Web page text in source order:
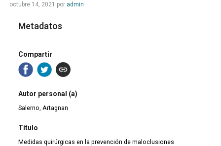
octubre 14, 2021 por admin
Metadatos
Compartir
Autor personal (a)
Salerno, Artagnan
Título
Medidas quirúrgicas en la prevención de maloclusiones